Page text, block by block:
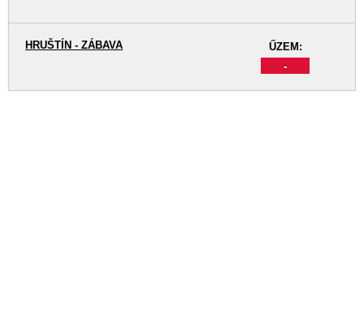
ŰZEM:
-
HRUŠTÍN - ZÁBAVA